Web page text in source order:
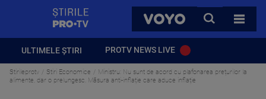
VOYO
CAUTA
TOATE
ULTIMELE ȘTIRI PROTV NEWS LIVE
Stirileprotv Stiri Economice
Ministru: Nu sunt de acord cu plafonarea prețurilor la
alimente, dar o prelungesc. Măsura anti-inflație care aduce inflație